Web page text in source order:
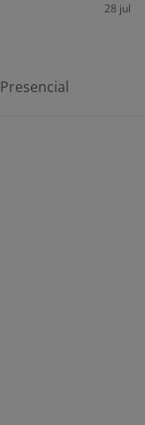
28 jul
Presencial